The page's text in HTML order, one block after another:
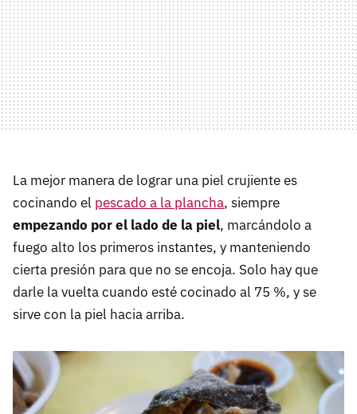
La mejor manera de lograr una piel crujiente es
cocinando el pescado a la plancha, siempre
empezando por el lado de la piel, marcándolo a
fuego alto los primeros instantes, y manteniendo
cierta presión para que no se encoja. Solo hay que
darle la vuelta cuando esté cocinado al 75 %, y se
sirve con la piel hacia arriba.